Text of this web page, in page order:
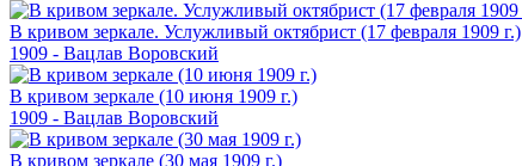
В кривом зеркале. Услужливый октябрист (17 февраля 1909 г.)
1909 - Вацлав Воровский
В кривом зеркале (10 июня 1909 г.)
1909 - Вацлав Воровский
В кривом зеркале (30 мая 1909 г.)